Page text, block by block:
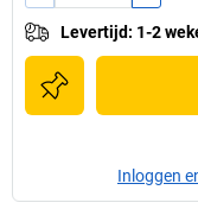
Levertijd: 1-2
Inloggen